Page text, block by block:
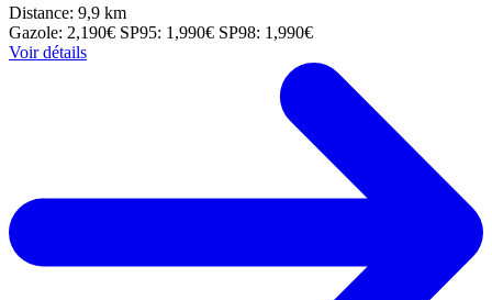
Distance: 9,9 km
Gazole: 2,190€ SP95: 1,990€ SP98: 1,990€
Voir détails